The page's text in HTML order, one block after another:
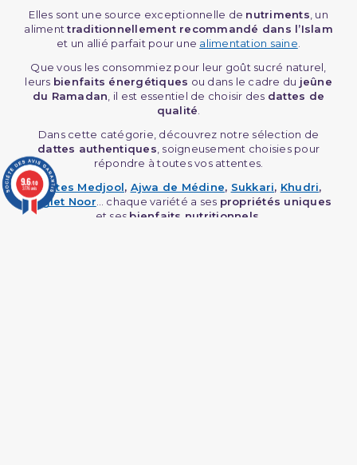
Elles sont une source exceptionnelle de nutriments , un
alimenttraditionnellement recommandé dans l’Islam
et un allié parfait pour une alimentation saine
Que vous les consommiez pour leur goût sucré naturel,
leurs bienfaits énergétiques ou dans le cadre du jeûne
du Ramadan , il est essentiel de choisir des dattes de
qualité
Dans cette catégorie, découvrez notre sélection de
dattes authentiques , soigneusement choisies pour
répondre à toutes vos attentes.
Dattes Medjool, Ajwa de Médine, Sukkari, Khudri,
Deglet Noor … chaque variété a ses propriétés uniques
et ses bienfaits nutritionnels
9.6/10
3776 avis